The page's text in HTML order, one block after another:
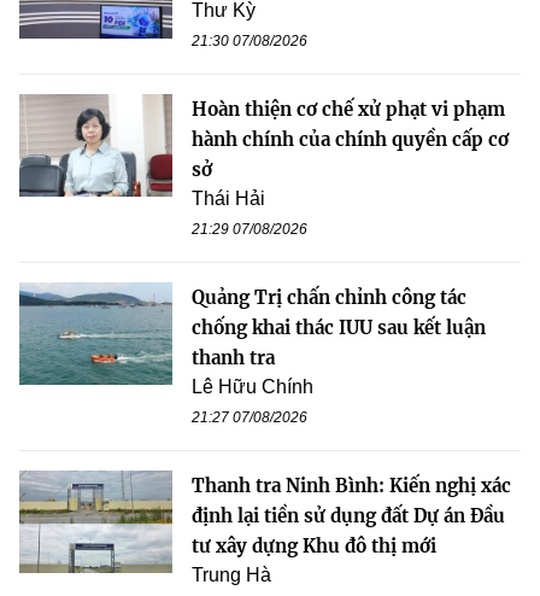
Thư Kỳ
21:30 07/08/2026
Hoàn thiện cơ chế xử phạt vi phạm
hành chính của chính quyền cấp cơ
sở
Thái Hải
21:29 07/08/2026
Quảng Trị chấn chỉnh công tác
chống khai thác IUU sau kết luận
thanh tra
Lê Hữu Chính
21:27 07/08/2026
Thanh tra Ninh Bình: Kiến nghị xác
định lại tiền sử dụng đất Dự án Đầu
tư xây dựng Khu đô thị mới
Trung Hà